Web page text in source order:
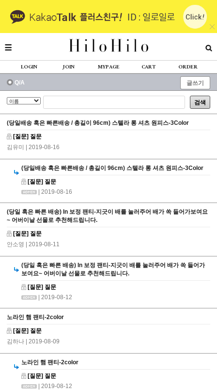
LOGIN JOIN MYPAGE CART ORDER
Q/A 글쓰기
검색
(당일배송 혹은 빠른배송 / 총길이 96cm) 스텔라 롱 셔츠 원피스-3Color
[질문] 질문
김유미 | 2019-08-16
(당일배송 혹은 빠른배송 / 총길이 96cm) 스텔라 롱 셔츠 원피스-3Color
[질문] 질문
| 2019-08-16
(당일 혹은 빠른 배송) In 보정 팬티-지긋이 배를 눌러주어 배가 쏙 들어가보여요
~ 어버이날 선물로 추천해드립니다.
[질문] 질문
안소영 | 2019-08-11
(당일 혹은 빠른 배송) In 보정 팬티-지긋이 배를 눌러주어 배가 쏙 들어가
보여요~ 어버이날 선물로 추천해드립니다.
[질문] 질문
| 2019-08-12
노라인 햄 팬티-2color
[질문] 질문
김하나 | 2019-08-09
노라인 햄 팬티-2color
[질문] 질문
| 2019-08-12